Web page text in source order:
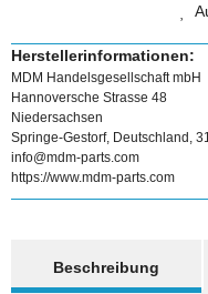
Herstellerinformationen:
MDM Handelsgesellschaft mbH
Hannoversche Strasse 48
Niedersachsen
Springe-Gestorf, Deutschland,
info@mdm-parts.com
https://www.mdm-parts.com
Beschreibung